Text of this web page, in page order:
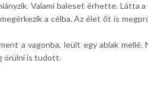
Valami baleset érhette.
a célba. Az élet őt is
a vagonba, leült egy ablak
örülni is tudott.